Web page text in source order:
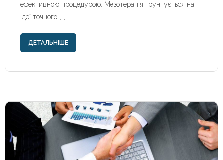
ефективною процедурою. Мезотерапія ґрунтується на
ідеї точного […]
ДЕТАЛЬНІШЕ